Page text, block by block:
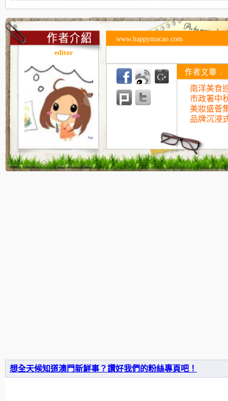
editor
www.happymacao.com
南洋美食
市政署中
美妝盛薈
品牌沉浸
想全天候知道澳門新鮮事？讚好我們的粉絲專頁吧！